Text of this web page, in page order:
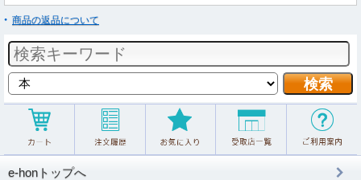
商品の返品について
e-honトップへ